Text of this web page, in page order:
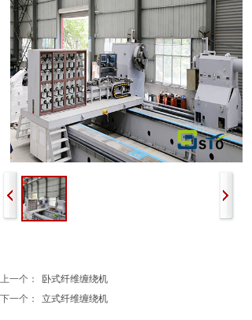
上一个：
卧式纤维缠绕机
下一个：
立式纤维缠绕机